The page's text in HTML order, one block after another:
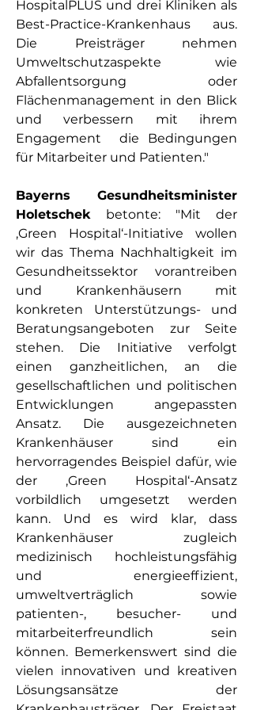
HospitalPLUS und drei Kliniken als
Best-Practice-Krankenhaus aus.
Die Preisträger nehmen
Umweltschutzaspekte wie
Abfallentsorgung oder
Flächenmanagement in den Blick
und verbessern mit ihrem
Engagement  die Bedingungen
für Mitarbeiter und Patienten."
Bayerns Gesundheitsminister
Holetschek betonte: "Mit der
‚Green Hospital‘-Initiative wollen
wir das Thema Nachhaltigkeit im
Gesundheitssektor vorantreiben
und Krankenhäusern mit
konkreten Unterstützungs- und
Beratungsangeboten zur Seite
stehen. Die Initiative verfolgt
einen ganzheitlichen, an die
gesellschaftlichen und politischen
Entwicklungen angepassten
Ansatz. Die ausgezeichneten
Krankenhäuser sind ein
hervorragendes Beispiel dafür, wie
der ‚Green Hospital‘-Ansatz
vorbildlich umgesetzt werden
kann. Und es wird klar, dass
Krankenhäuser zugleich
medizinisch hochleistungsfähig
und energieeffizient,
umweltverträglich sowie
patienten-, besucher- und
mitarbeiterfreundlich sein
können. Bemerkenswert sind die
vielen innovativen und kreativen
Lösungsansätze der